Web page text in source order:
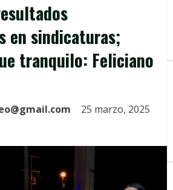
en sindicaturas;
tranquilo: Feliciano
25 marzo, 2025